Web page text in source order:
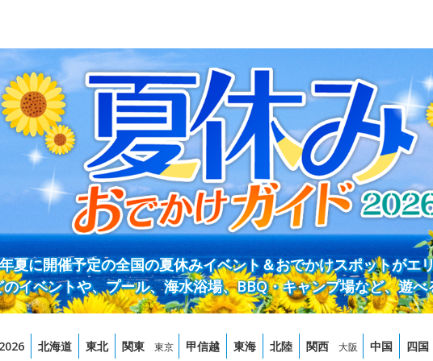
夏に開催予定の全国の夏休みイベント＆おでかけスポットがエ
イベントや、プール、海水浴場、BBQ・キャンプ場など、遊
北海道 東北 関東 東京 甲信越 東海 北陸 関西 大阪 中国 四国